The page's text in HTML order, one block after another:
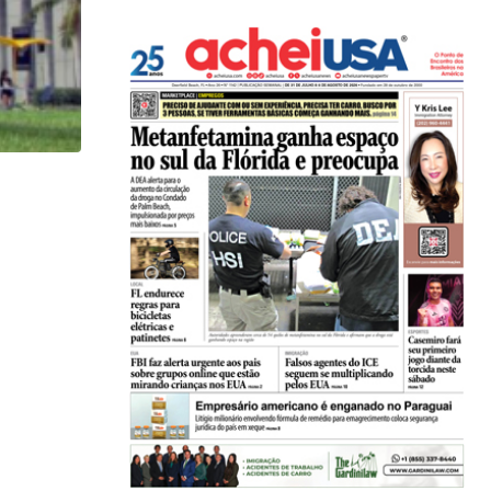
HISTÓRICO
Açaí é reconhecido oficialmente como fruto
21/01/2026